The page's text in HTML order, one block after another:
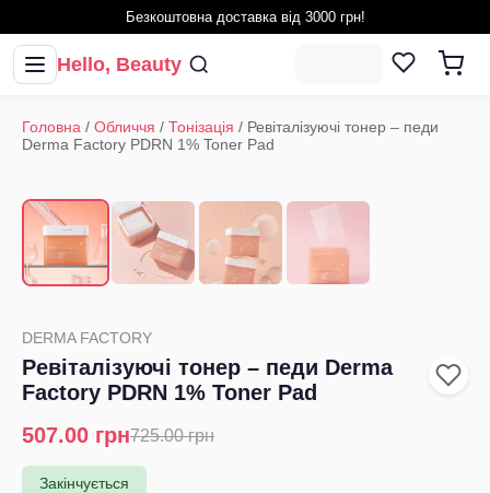
Безкоштовна доставка від 3000 грн!
Hello, Beauty
Головна / Обличчя / Тонізація / Ревіталізуючі тонер – педи
Derma Factory PDRN 1% Toner Pad
DERMA FACTORY
Ревіталізуючі тонер – педи Derma
Factory PDRN 1% Toner Pad
507.00 грн725.00грн
Закінчується